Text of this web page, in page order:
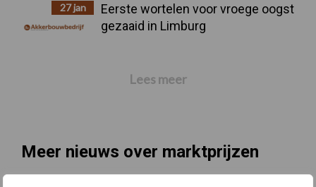
27 jan
Eerste wortelen voor vroege oogst
gezaaid in Limburg
Lees meer
Meer nieuws over marktprijzen